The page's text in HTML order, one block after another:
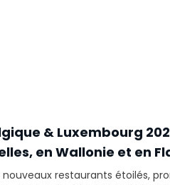
& Luxembourg
en Wallonie et en
restaurants étoilés,